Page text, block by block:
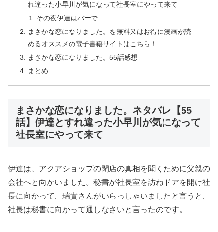
れ違った小早川が気になって社長室にやって来て
その夜伊達はバーで
まさかな恋になりました。を無料又はお得に漫画が読
めるオススメの電子書籍サイトはこちら！
まさかな恋になりました。55話感想
まとめ
まさかな恋になりました。ネタバレ【55
話】伊達とすれ違った小早川が気になって
社長室にやって来て
伊達は、アクアショップの閉店の真相を聞くために父親の
会社へと向かいました。秘書が社長室を訪ねドアを開け社
長に向かって、瑞貴さんがいらっしゃいましたと言うと、
社長は秘書に向かって通しなさいと言ったのです。